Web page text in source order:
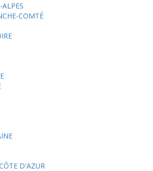
COMTÉ
D'AZUR